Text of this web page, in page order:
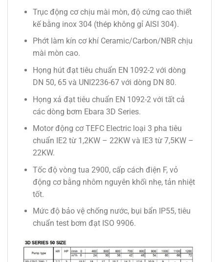
Trục động cơ chịu mài mòn, độ cứng cao thiết
kế bằng inox 304 (thép không gỉ AISI 304).
Phớt làm kín cơ khí Ceramic/Carbon/NBR chịu
mài mòn cao.
Họng hút đạt tiêu chuẩn EN 1092-2 với dòng
DN 50, 65 và UNI2236-67 với dòng DN 80.
Họng xả đạt tiêu chuẩn EN 1092-2 với tất cả
các dòng bơm Ebara 3D Series.
Motor động cơ TEFC Electric loại 3 pha tiêu
chuẩn IE2 từ 1,2KW – 22KW và IE3 từ 7,5KW –
22KW.
Tốc độ vòng tua 2900, cấp cách điện F, vỏ
động cơ bằng nhôm nguyên khối nhẹ, tản nhiệt
tốt.
Mức độ bảo vệ chống nước, bụi bẩn IP55, tiêu
chuẩn test bơm đạt ISO 9906.